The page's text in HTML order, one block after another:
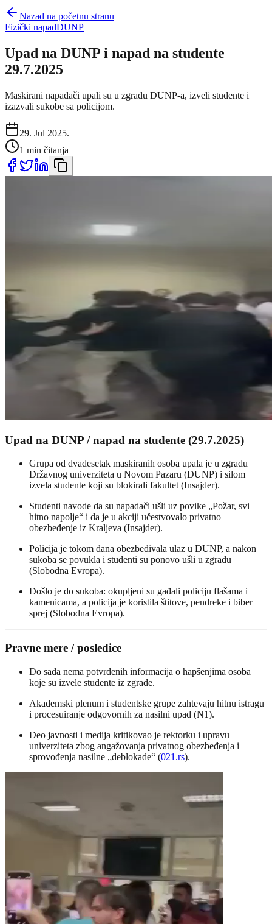
Nazad na početnu stranu
Fizički napadDUNP
Upad na DUNP i napad na studente
29.7.2025
Maskirani napadači upali su u zgradu DUNP-a, izveli studente i
izazvali sukobe sa policijom.
29. Jul 2025.
1 min čitanja
Upad na DUNP / napad na studente (29.7.2025)
Grupa od dvadesetak maskiranih osoba upala je u zgradu
Državnog univerziteta u Novom Pazaru (DUNP) i silom
izvela studente koji su blokirali fakultet (Insajder).
Studenti navode da su napadači ušli uz povike „Požar, svi
hitno napolje“ i da je u akciji učestvovalo privatno
obezbeđenje iz Kraljeva (Insajder).
Policija je tokom dana obezbeđivala ulaz u DUNP, a nakon
sukoba se povukla i studenti su ponovo ušli u zgradu
(Slobodna Evropa).
Došlo je do sukoba: okupljeni su gađali policiju flašama i
kamenicama, a policija je koristila štitove, pendreke i biber
sprej (Slobodna Evropa).
Pravne mere / posledice
Do sada nema potvrđenih informacija o hapšenjima osoba
koje su izvele studente iz zgrade.
Akademski plenum i studentske grupe zahtevaju hitnu istragu
i procesuiranje odgovornih za nasilni upad (N1).
Deo javnosti i medija kritikovao je rektorku i upravu
univerziteta zbog angažovanja privatnog obezbeđenja i
sprovođenja nasilne „deblokade“ (021.rs).